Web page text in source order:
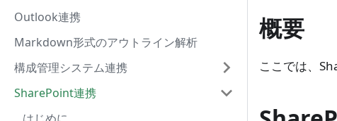
Outlook連携
Markdown形式のアウトライン解析
構成管理システム連携
SharePoint連携
概要
ここでは、